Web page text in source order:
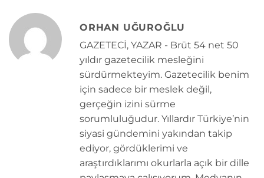
ORHAN UĞUROĞLU
GAZETECİ, YAZAR - Brüt 54 net 50
yıldır gazetecilik mesleğini
sürdürmekteyim. Gazetecilik benim
için sadece bir meslek değil,
gerçeğin izini sürme
sorumluluğudur. Yıllardır Türkiye’nin
siyasi gündemini yakından takip
ediyor, gördüklerimi ve
araştırdıklarımı okurlarla açık bir dille